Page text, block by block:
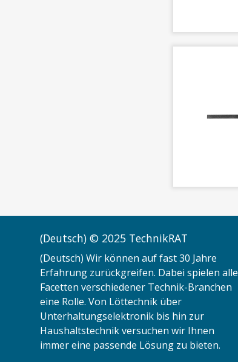
(Deutsch) © 2025 TechnikRAT
(Deutsch) Wir können auf fast 30 Jahre
Erfahrung zurückgreifen. Dabei spielen alle
Facetten verschiedener Technik-Branchen
eine Rolle. Von Löttechnik über
Unterhaltungselektronik bis hin zur
Haushaltstechnik versuchen wir Ihnen
immer eine passende Lösung zu bieten.